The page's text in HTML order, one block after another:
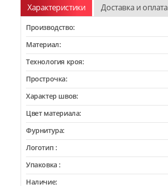
Характеристики Доставка и оплата
Производство:
Материал:
Технология кроя:
Прострочка:
Характер швов:
Цвет материала:
Фурнитура:
Логотип :
Упаковка :
Наличие: